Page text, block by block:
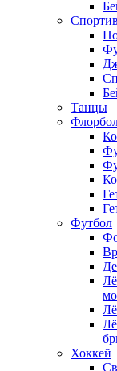
Танцы
Футбол
Хоккей